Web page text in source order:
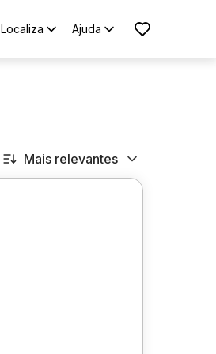
Localiza Ajuda
Mais relevantes